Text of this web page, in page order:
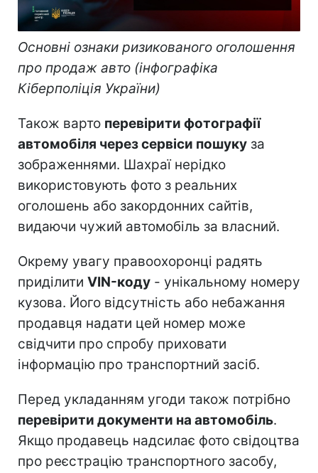
Основні ознаки ризикованого оголошення
про продаж авто (інфографіка
Кіберполіція України)
Також варто перевірити фотографії
автомобіля через сервіси пошуку за
зображеннями. Шахраї нерідко
використовують фото з реальних
оголошень або закордонних сайтів,
видаючи чужий автомобіль за власний.
Окрему увагу правоохоронці радять
приділити VIN-коду - унікальному номеру
кузова. Його відсутність або небажання
продавця надати цей номер може
свідчити про спробу приховати
інформацію про транспортний засіб.
Перед укладанням угоди також потрібно
перевірити документи на автомобіль.
Якщо продавець надсилає фото свідоцтва
про реєстрацію транспортного засобу,